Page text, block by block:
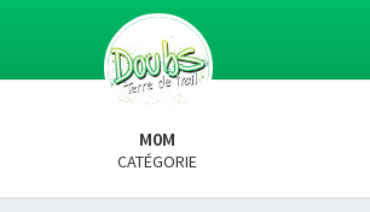
M0M
CATÉGORIE